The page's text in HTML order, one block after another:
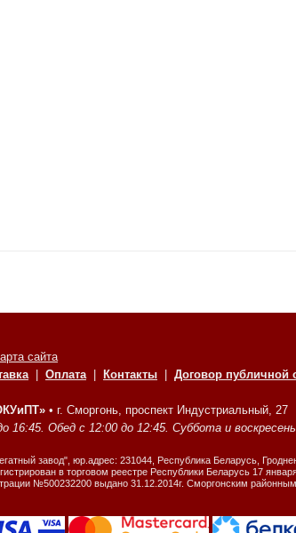
сайта
| Оплата| Контакты Договор публичной
• г. Сморгонь, проспект Индустриальный, 27
16:45. Обед с 12:00 до 12:45. Суббота и
завод", юр.адрес: 231044, Республика Беларусь,
в торговом реестре Республики Беларусь 17
№500232200 выдано 31.12.2014г. Сморгонским